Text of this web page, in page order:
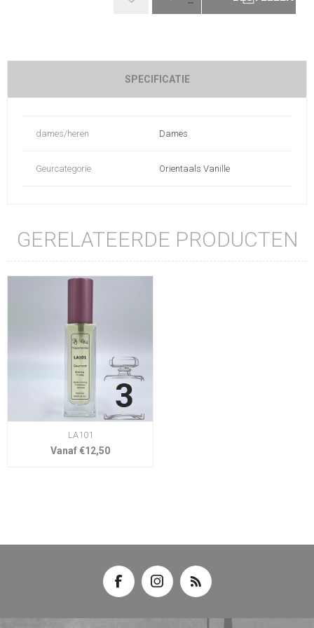
SPECIFICATIE
dames/heren Dames
Geurcategorie Orientaals Vanille
GERELATEERDE PRODUCTEN
LA101
Vanaf €12,50